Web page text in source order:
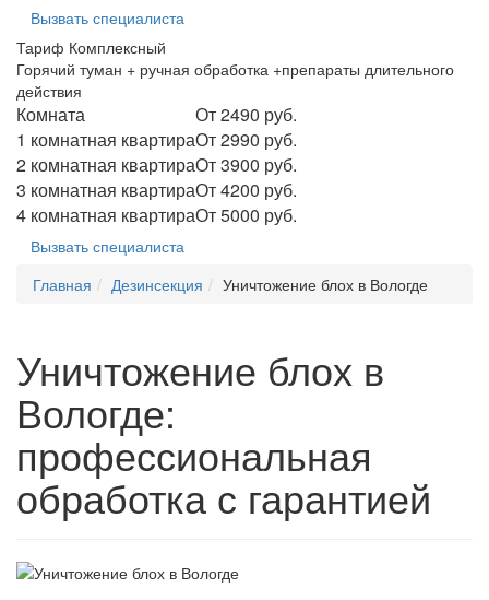
Вызвать специалиста
Тариф Комплексный
Горячий туман + ручная обработка +препараты длительного
действия
Комната
От 2490 руб.
1 комнатная квартираОт 2990 руб.
2 комнатная квартираОт 3900 руб.
3 комнатная квартираОт 4200 руб.
4 комнатная квартираОт 5000 руб.
Вызвать специалиста
Главная
Дезинсекция Уничтожение блох в Вологде
Уничтожение блох в
Вологде:
профессиональная
обработка с гарантией